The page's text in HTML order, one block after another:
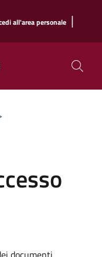
all'area personale |